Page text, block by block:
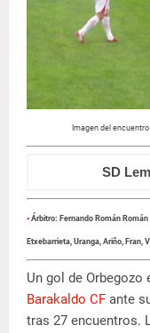
Imagen del
SD
• Árbitro: Fernando Román
Etxebarrieta, Uranga, Ariño, Fran,
Un gol de
Barakaldo CF ante
tras 27 encuentros.